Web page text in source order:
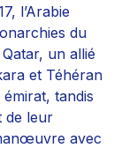
l’Arabie
du
un allié
et Téhéran
tandis
de leur
avec